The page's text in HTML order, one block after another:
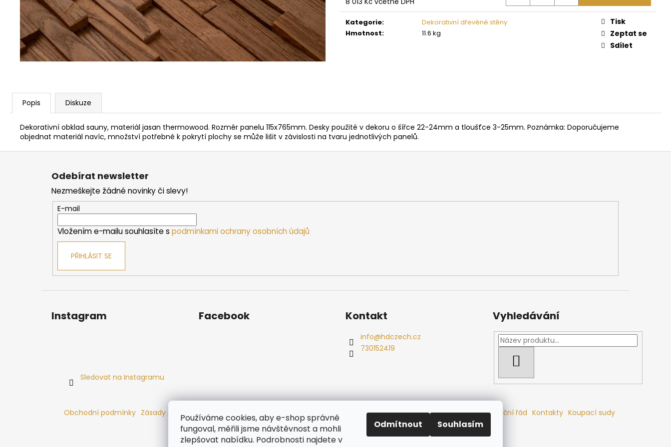
Používáme cookies, aby e-shop správně
fungoval, měřili jsme návštěvnost a mohli
zlepšovat nabídku. Podrobnosti najdete v
Odmítnout Souhlasím
Měrná
cena:
Kategorie:
Dekorativní dřevěné stěny
Hmotnost: 11.6 kg
Tisk
Zeptat se
Sdílet
Popis Diskuze
Dekorativní obklad sauny, materiál jasan thermowood. Rozměr panelu 115x765mm. Desky použité v dekoru o šířce 22-24mm a tloušťce 3-25mm. Poznámka: Doporučujeme
objednat materiál navíc, množství potřebné k pokrytí plochy se může lišit v závislosti na tvaru jednotlivých panelů.
PARAFÍNOVÝ IMPREGNAČNÍ OLEJ
HARVIA, 500 ML
337 Kč
SAUNOVÁ KAMNA NA DŘEVO HARVIA
LEGEND 300
34 958 Kč
SAUNOVÁ KAMNA NA DŘEVO HARVIA
LINEAR 16
Z
Odebírat newsletter
Nezmeškejte žádné novinky či slevy!
E-mail
Vložením e-mailu souhlasíte s podmínkami ochrany osobních údajů
PŘIHLÁSIT SE
Instagram
Sledovat na Instagramu
Facebook Kontakt
info@hdczech.cz
730152419
Vyhledávání
Obchodní podmínky Zásady používání cookies Ochrana osobních údajů Dřevěné sauny Odstoupení od smlouvy Reklamační řád Kontakty Koupací sudy
Radiátory